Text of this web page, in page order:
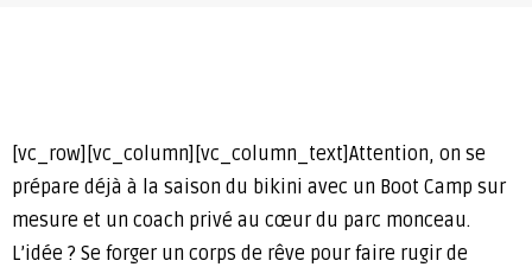
[vc_row][vc_column][vc_column_text]Attention, on se
prépare déjà à la saison du bikini avec un Boot Camp sur
mesure et un coach privé au cœur du parc monceau.
L’idée ? Se forger un corps de rêve pour faire rugir de